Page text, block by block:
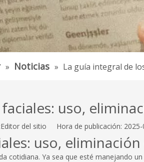
» Noticias » La guía integral de
uso,
del sitio Hora de publicación:
uso,
cotidiana. Ya sea que esté manejando